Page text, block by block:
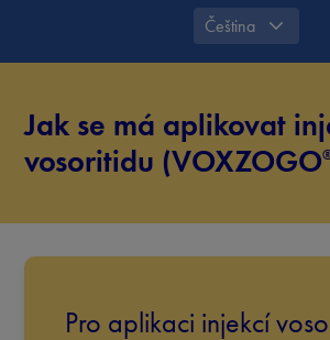
Čeština
Jak se má aplikovat
vosoritidu (VOXZOGO
Pro aplikaci injekcí